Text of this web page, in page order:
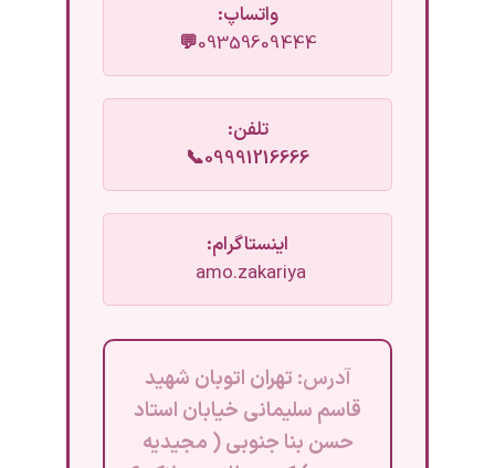
واتساپ:
09359609444
💬
تلفن:
09991216666📞
اینستاگرام:
amo.zakariya
آدرس: تهران اتوبان شهید
قاسم سلیمانی خیابان استاد
حسن بنا جنوبی ( مجیدیه